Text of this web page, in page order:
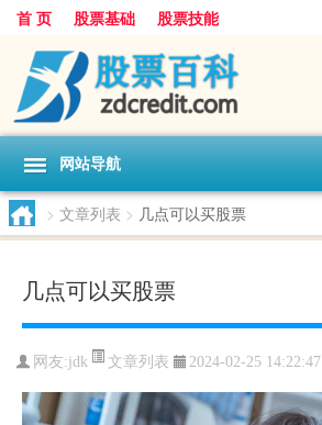
首 页 股票基础 股票技能
网站导航
> 文章列表 > 几点可以买股票
几点可以买股票
网友:jdk 文章列表 2024-02-25 14:22:47